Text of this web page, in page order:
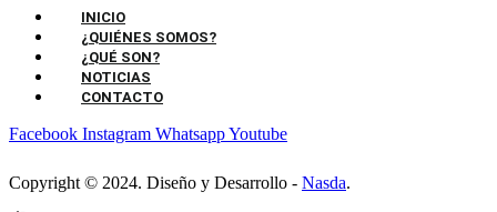
INICIO
¿QUIÉNES SOMOS?
¿QUÉ SON?
NOTICIAS
CONTACTO
Facebook Instagram WhatsappYoutube
Copyright © 2024. Diseño y Desarrollo - Nasda.